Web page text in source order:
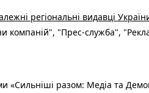
регіональні видавці
компаній", "Прес-служба",
«Сильніші разом: Медіа та